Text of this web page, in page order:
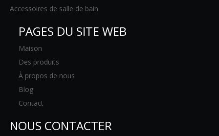
Accessoires de salle de bain
PAGES DU SITE WEB
Maison
Des produits
À propos de nous
Blog
Contact
NOUS CONTACTER